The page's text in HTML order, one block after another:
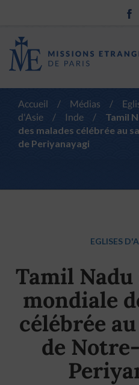
Accueil / Médias /
d'Asie
/ Inde /
Tamil
des malades célébrée au
de Periyanayagi
EGLISES
Tamil Nadu
mondiale
célébrée
de